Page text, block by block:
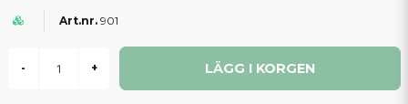
901
- + LÄGG I KORGEN